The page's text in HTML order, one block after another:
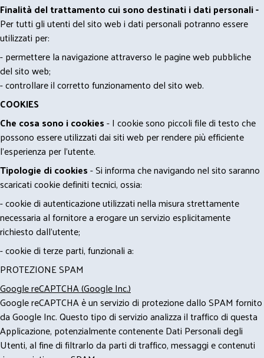
Finalità del trattamento cui sono destinati i dati personali -
Per tutti gli utenti del sito web i dati personali potranno essere
utilizzati per:
- permettere la navigazione attraverso le pagine web pubbliche
del sito web;
- controllare il corretto funzionamento del sito web.
COOKIES
Che cosa sono i cookies- I cookie sono piccoli file di testo che
possono essere utilizzati dai siti web per rendere più efficiente
l'esperienza per l'utente.
Tipologie di cookies- Si informa che navigando nel sito saranno
scaricati cookie definiti tecnici, ossia:
- cookie di autenticazione utilizzati nella misura strettamente
necessaria al fornitore a erogare un servizio esplicitamente
richiesto dall'utente;
- cookie di terze parti, funzionali a:
PROTEZIONE SPAM
Google reCAPTCHA (Google Inc.)
Google reCAPTCHA è un servizio di protezione dallo SPAM fornito
da Google Inc. Questo tipo di servizio analizza il traffico di questa
Applicazione, potenzialmente contenente Dati Personali degli
Utenti, al fine di filtrarlo da parti di traffico, messaggi e contenuti